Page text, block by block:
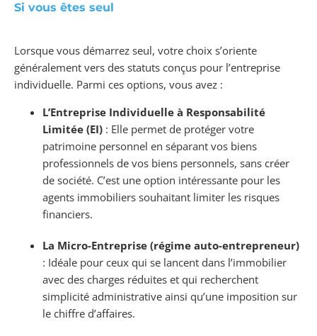
Si vous êtes seul
Lorsque vous démarrez seul, votre choix s’oriente
généralement vers des statuts conçus pour l’entreprise
individuelle. Parmi ces options, vous avez :
L’Entreprise Individuelle à Responsabilité
Limitée (EI) : Elle permet de protéger votre
patrimoine personnel en séparant vos biens
professionnels de vos biens personnels, sans créer
de société. C’est une option intéressante pour les
agents immobiliers souhaitant limiter les risques
financiers.
La Micro-Entreprise (régime auto-entrepreneur)
: Idéale pour ceux qui se lancent dans l’immobilier
avec des charges réduites et qui recherchent
simplicité administrative ainsi qu’une imposition sur
le chiffre d’affaires.